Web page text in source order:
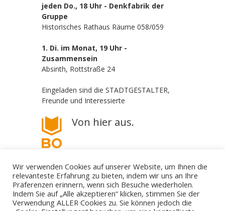
jeden Do., 18 Uhr - Denkfabrik der
Gruppe
Historisches Rathaus Räume 058/059
1. Di. im Monat, 19 Uhr -
Zusammensein
Absinth, Rottstraße 24
Eingeladen sind die STADTGESTALTER,
Freunde und Interessierte
Von hier aus.
Wir verwenden Cookies auf unserer Website, um Ihnen die
relevanteste Erfahrung zu bieten, indem wir uns an Ihre
Präferenzen erinnern, wenn sich Besuche wiederholen.
Indem Sie auf „Alle akzeptieren“ klicken, stimmen Sie der
Verwendung ALLER Cookies zu. Sie können jedoch die